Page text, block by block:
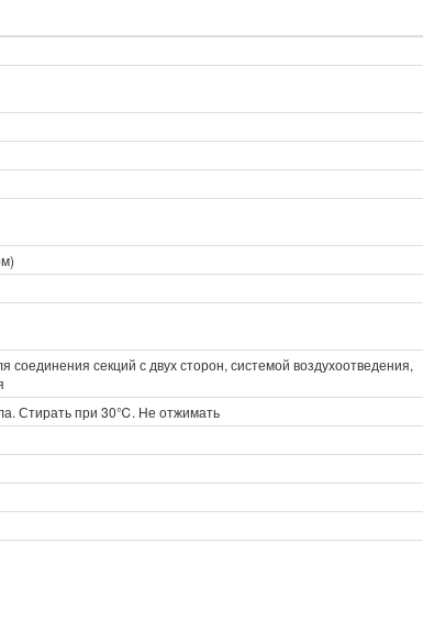
секций с двух сторон, системой воздухоотведения,
Стирать при 30℃. Не отжимать